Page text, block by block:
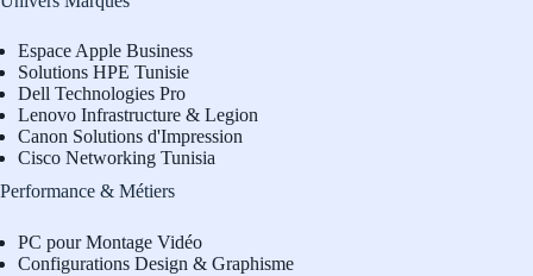
Espace Apple Business
Solutions HPE Tunisie
Dell Technologies Pro
Lenovo Infrastructure & Legion
Canon Solutions d'Impression
Cisco Networking Tunisia
Performance & Métiers
PC pour Montage Vidéo
Configurations Design & Graphisme